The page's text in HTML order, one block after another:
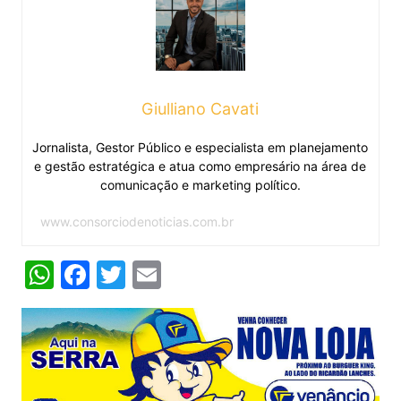
Giulliano Cavati
Jornalista, Gestor Público e especialista em planejamento
e gestão estratégica e atua como empresário na área de
comunicação e marketing político.
www.consorciodenoticias.com.br
W
h
at
s
F
a
c
e
T
w
itt
er
E
m
ai
l